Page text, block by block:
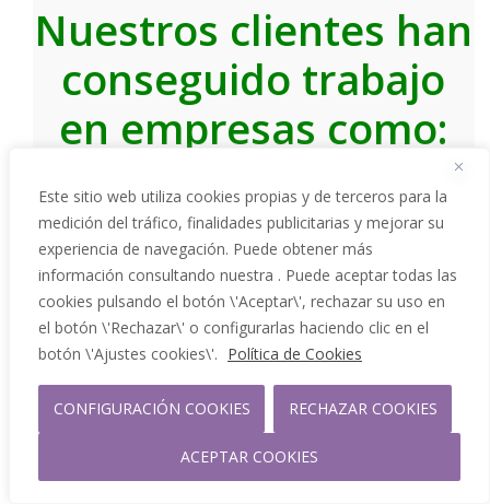
Este sitio web utiliza cookies propias y de terceros para la
medición del tráfico, finalidades publicitarias y mejorar su
experiencia de navegación. Puede obtener más
información consultando nuestra . Puede aceptar todas las
cookies pulsando el botón \'Aceptar\', rechazar su uso en
el botón \'Rechazar\' o configurarlas haciendo clic en el
botón \'Ajustes cookies\'. Política de Cookies
CONFIGURACIÓN COOKIES RECHAZAR COOKIES
ACEPTAR COOKIES
Nuestros clientes han
conseguido trabajo
en empresas como: